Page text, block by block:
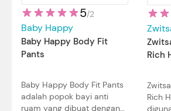
5/2
Baby Happy
Baby Happy Body Fit
Pants
Baby Happy Body Fit Pants
adalah popok bayi anti
ruam yang dibuat dengan
Rich
Rich